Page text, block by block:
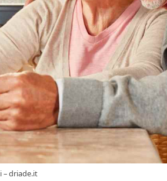
– driade.it